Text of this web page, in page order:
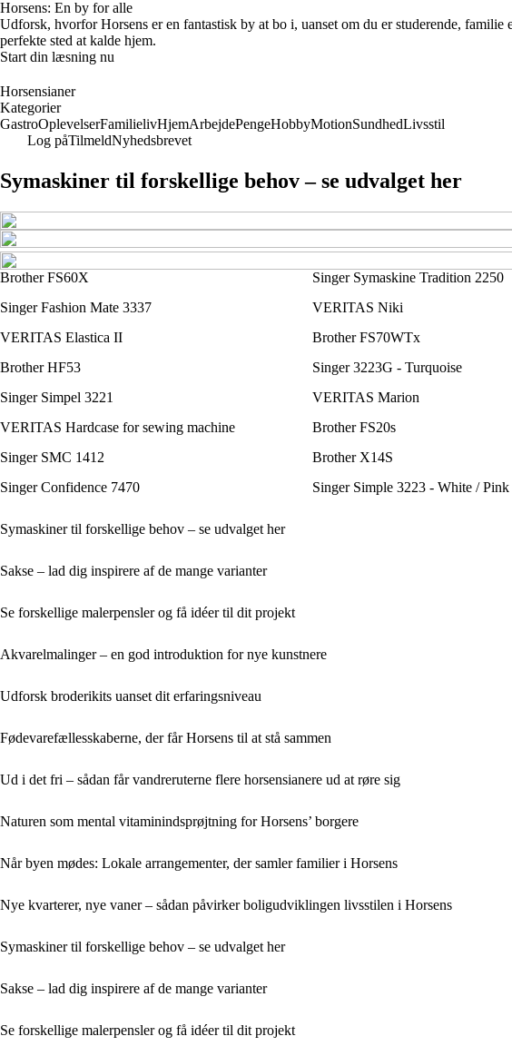
Horsens: En by for alle
Udforsk, hvorfor Horsens er en fantastisk by at bo i, uanset om du er studerende,
perfekte sted at kalde hjem.
Start din læsning nu
Horsensianer
Kategorier
GastroOplevelserFamilielivHjemArbejdePengeHobbyMotionSundhedLivsstil
Log påTilmeldNyhedsbrevet
Symaskiner til forskellige behov – se udvalget her
Brother FS60X Singer Symaskine Tradition 2250
Singer Fashion Mate 3337
VERITAS Niki
VERITAS Elastica II
Brother FS70WTx
Brother HF53
Singer 3223G - Turquoise
Singer Simpel 3221
VERITAS Marion
VERITAS Hardcase for sewing machine
Brother FS20s
Singer SMC 1412
Brother X14S
Singer Confidence 7470
Singer Simple 3223 - White / Pink
Symaskiner til forskellige behov – se udvalget her
Sakse – lad dig inspirere af de mange varianter
Se forskellige malerpensler og få idéer til dit projekt
Akvarelmalinger – en god introduktion for nye kunstnere
Udforsk broderikits uanset dit erfaringsniveau
Fødevarefællesskaberne, der får Horsens til at stå sammen
Ud i det fri – sådan får vandreruterne flere horsensianere ud at røre sig
Naturen som mental vitaminindsprøjtning for Horsens’ borgere
Når byen mødes: Lokale arrangementer, der samler familier i Horsens
Nye kvarterer, nye vaner – sådan påvirker boligudviklingen livsstilen i Horsens
Symaskiner til forskellige behov – se udvalget her
Sakse – lad dig inspirere af de mange varianter
Se forskellige malerpensler og få idéer til dit projekt